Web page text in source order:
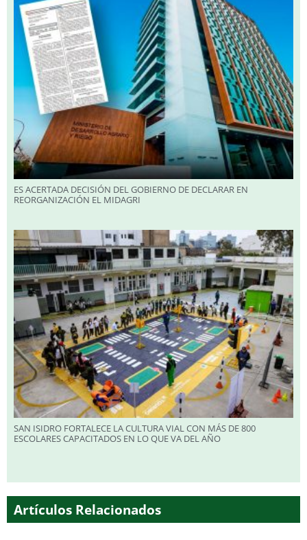
ES ACERTADA DECISIÓN DEL GOBIERNO DE DECLARAR EN
REORGANIZACIÓN EL MIDAGRI
SAN ISIDRO FORTALECE LA CULTURA VIAL CON MÁS DE 800
ESCOLARES CAPACITADOS EN LO QUE VA DEL AÑO
Artículos Relacionados